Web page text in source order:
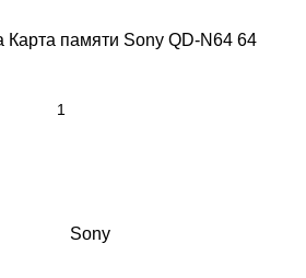
Карта памяти Sony QD-N64 64
Sony